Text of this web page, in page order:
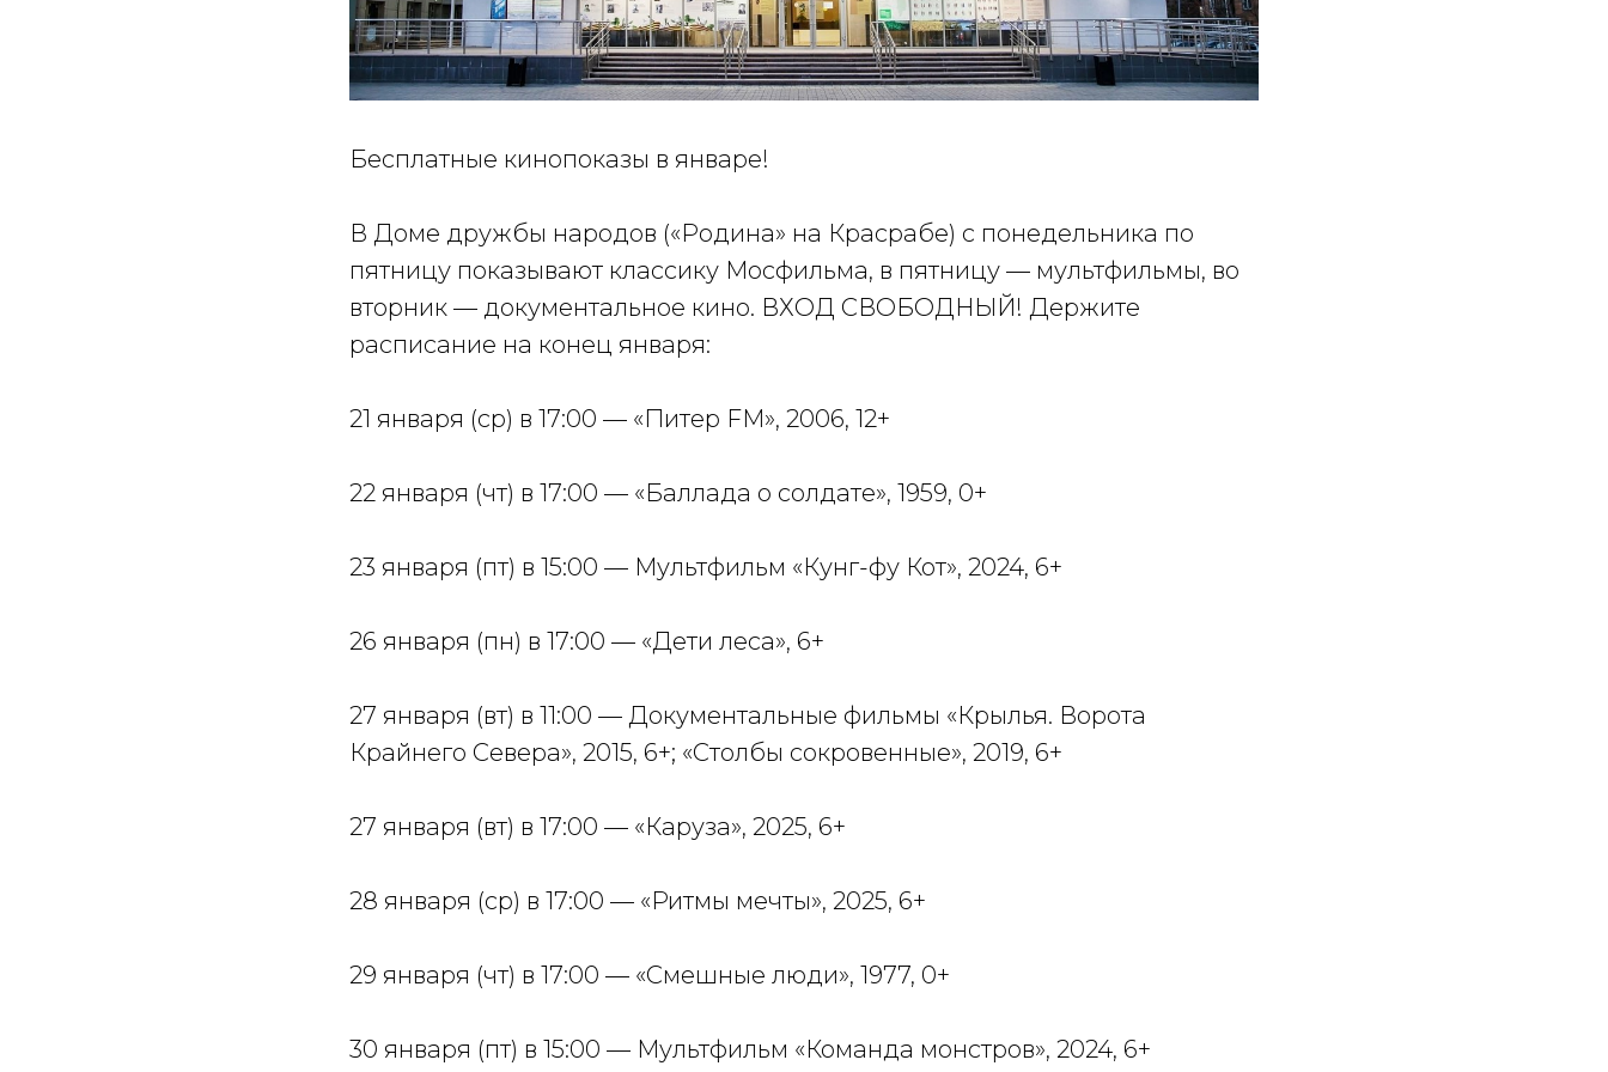
Бесплатные кинопоказы в январе!
В Доме дружбы народов («Родина» на Красрабе) с понедельника по
пятницу показывают классику Мосфильма, в пятницу — мультфильмы, во
вторник — документальное кино. ВХОД СВОБОДНЫЙ! Держите
расписание на конец января:
21 января (ср) в 17:00 — «Питер FM», 2006, 12+
22 января (чт) в 17:00 — «Баллада о солдате», 1959, 0+
23 января (пт) в 15:00 — Мультфильм «Кунг-фу Кот», 2024, 6+
26 января (пн) в 17:00 — «Дети леса», 6+
27 января (вт) в 11:00 — Документальные фильмы «Крылья. Ворота
Крайнего Севера», 2015, 6+; «Столбы сокровенные», 2019, 6+
27 января (вт) в 17:00 — «Каруза», 2025, 6+
28 января (ср) в 17:00 — «Ритмы мечты», 2025, 6+
29 января (чт) в 17:00 — «Смешные люди», 1977, 0+
30 января (пт) в 15:00 — Мультфильм «Команда монстров», 2024, 6+